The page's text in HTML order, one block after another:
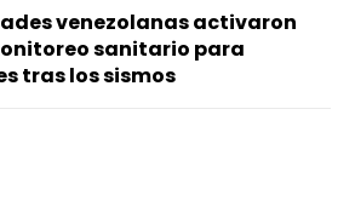
venezolanas activaron
sanitario para
tras los sismos